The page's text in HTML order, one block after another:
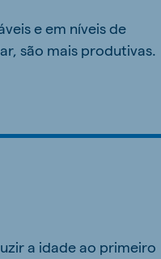
e em níveis de
são mais produtivas.
a idade ao primeiro